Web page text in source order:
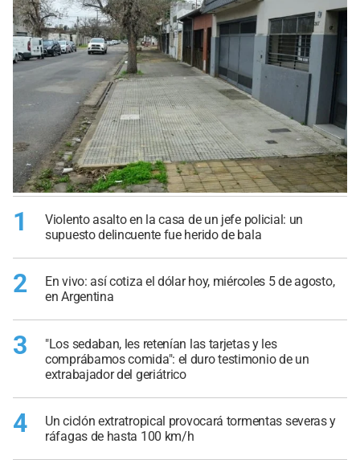
1
Violento asalto en la casa de un jefe policial: un
supuesto delincuente fue herido de bala
2
En vivo: así cotiza el dólar hoy, miércoles 5 de agosto,
en Argentina
3
"Los sedaban, les retenían las tarjetas y les
comprábamos comida": el duro testimonio de un
extrabajador del geriátrico
4
Un ciclón extratropical provocará tormentas severas y
ráfagas de hasta 100 km/h